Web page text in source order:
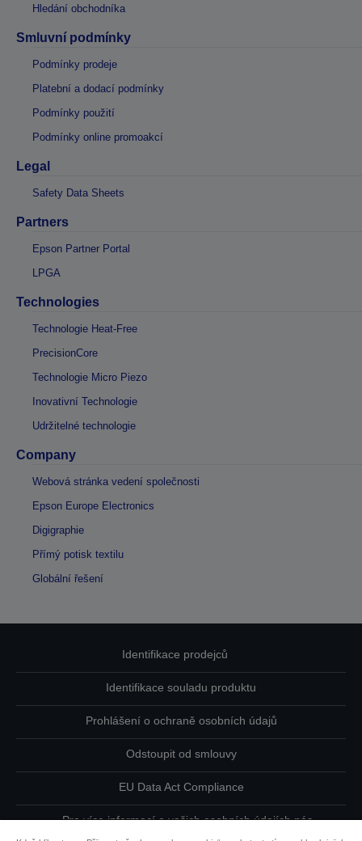
Hledání obchodníka
Smluvní podmínky
Podmínky prodeje
Platební a dodací podmínky
Podmínky použití
Podmínky online promoakcí
Legal
Safety Data Sheets
Partners
Epson Partner Portal
LPGA
Technologies
Technologie Heat-Free
PrecisionCore
Technologie Micro Piezo
Inovativní Technologie
Udržitelné technologie
Company
Webová stránka vedení společnosti
Epson Europe Electronics
Digigraphie
Přímý potisk textilu
Globální řešení
Identifikace prodejců
Identifikace souladu produktu
Prohlášení o ochraně osobních údajů
Odstoupit od smlouvy
EU Data Act Compliance
Pro více informací o vašich osobních údajích nás